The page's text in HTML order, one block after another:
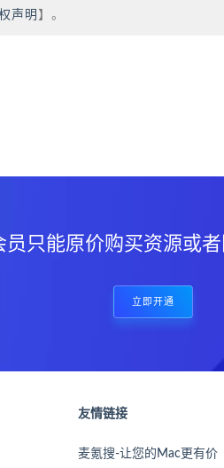
声明 】。
只能原价购买资源或
立即开通
友情链接
麦氪搜-让您的Mac更有价